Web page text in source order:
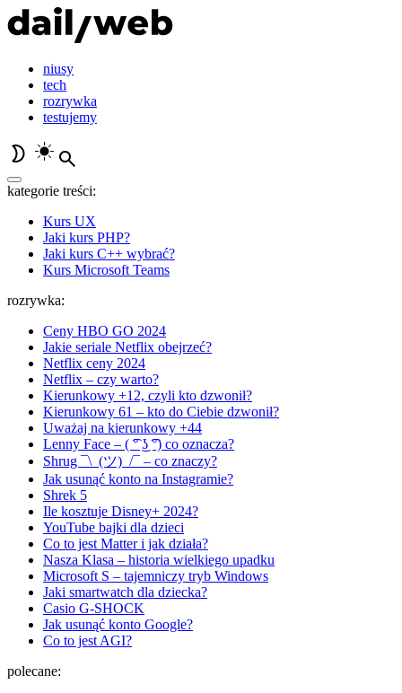
niusy
tech
rozrywka
testujemy
kategorie treści:
Kurs UX
Jaki kurs PHP?
Jaki kurs C++ wybrać?
Kurs Microsoft Teams
rozrywka:
Ceny HBO GO 2024
Jakie seriale Netflix obejrzeć?
Netflix ceny 2024
Netflix – czy warto?
Kierunkowy +12, czyli kto dzwonił?
Kierunkowy 61 – kto do Ciebie dzwonił?
Uważaj na kierunkowy +44
Lenny Face – ( ͡° ͜ʖ ͡°) co oznacza?
Shrug ¯\_(ツ)_/¯ – co znaczy?
Jak usunąć konto na Instagramie?
Shrek 5
Ile kosztuje Disney+ 2024?
YouTube bajki dla dzieci
Co to jest Matter i jak działa?
Nasza Klasa – historia wielkiego upadku
Microsoft S – tajemniczy tryb Windows
Jaki smartwatch dla dziecka?
Casio G-SHOCK
Jak usunąć konto Google?
Co to jest AGI?
polecane: